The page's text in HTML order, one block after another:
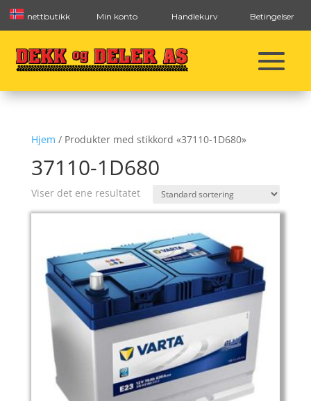
nettbutikk Min konto Handlekurv Betingelser
Hjem / Produkter med stikkord «37110-1D680»
37110-1D680
Viser det ene resultatet